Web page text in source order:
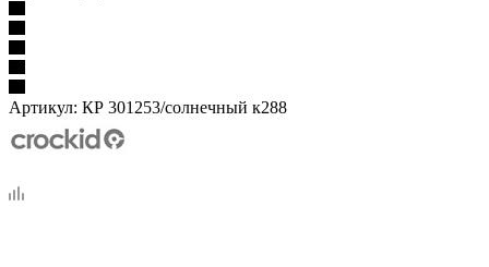
Артикул: КР 301253/солнечный к288